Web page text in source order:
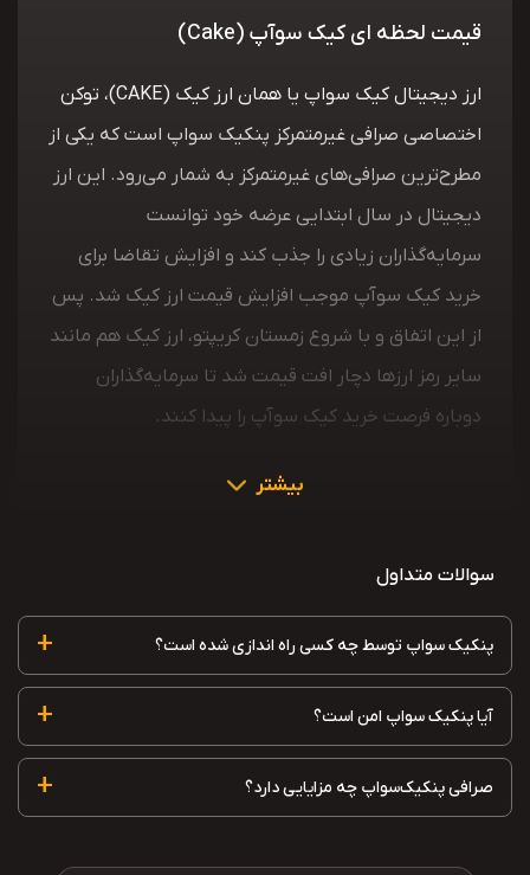
قیمت لحظه ای کیک سوآپ (Cake)
ارز دیجیتال کیک سواپ یا همان ارز کیک (CAKE)، توکن
اختصاصی صرافی غیرمتمرکز پنکیک سواپ است که یکی از
مطرح‌ترین صرافی‌های غیرمتمرکز به شمار می‌رود. این ارز
دیجیتال در سال ابتدایی عرضه خود توانست
سرمایه‌گذاران زیادی را جذب کند و افزایش تقاضا برای
خرید کیک سوآپ موجب افزایش قیمت ارز کیک شد. پس
از این اتفاق و با شروع زمستان کریپتو، ارز کیک هم مانند
سایر رمز ارزها دچار افت قیمت شد تا سرمایه‌گذاران
دوباره فرصت خرید کیک سوآپ را پیدا کنند.
بیشتر
سوالات متداول
پنکیک سواپ توسط چه کسی راه اندازی شده است؟ +
آیا پنکیک سواپ امن است؟ +
صرافی پنکیک‌سواپ چه مزایایی دارد؟ +